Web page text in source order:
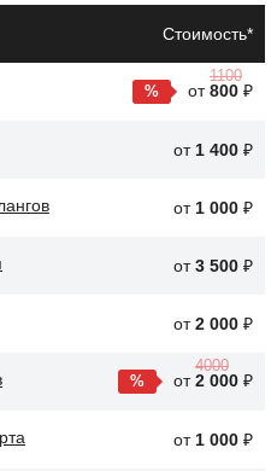
корпуса цилиндра.
более
Стоимость*
от
1100
800 ₽
от 1 400 ₽
от 1 000 ₽
от3 500 ₽
от2 000 ₽
от
4000
2 000 ₽
от 1 000 ₽